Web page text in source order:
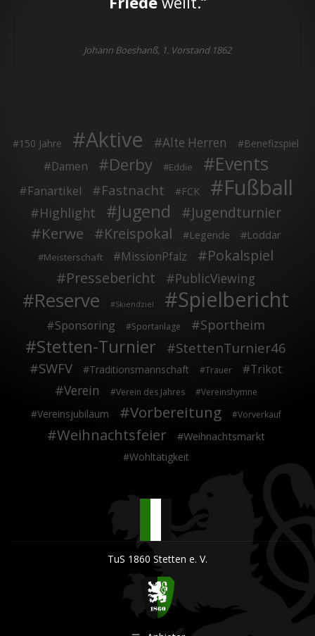
Johann Boeshanß, 1. Vorstand 1862
150 Jahre Aktive Alte Herren Benefizspiel
Damen Derby Eddie Events
Fanartikel Fastnacht FCK Fußball
Highlight Jugend Jugendturnier
Kerwe Kreispokal Legende Loddar
Meisterschaft MissionPfalz
Pokalspiel
Pressebericht
PublicViewing
Reserve Skiendziel Spielbericht
Sponsoring Sportanlage Sportheim
Stetten-Turnier
StettenTurnier46
SWFV
Traditionsmannschaft Trauer Trikot
Verein Verein des Jahres Vereinshymne
Vereinsjubiläum Vorbereitung Vorverkauf
Weihnachtsfeier Weihnachtsmarkt
Wohltätigkeit
TuS 1860 Stetten e. V.